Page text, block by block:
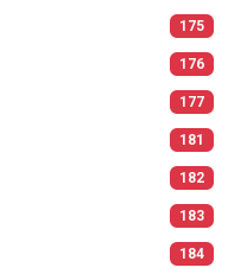
175
176
177
181
182
183
184